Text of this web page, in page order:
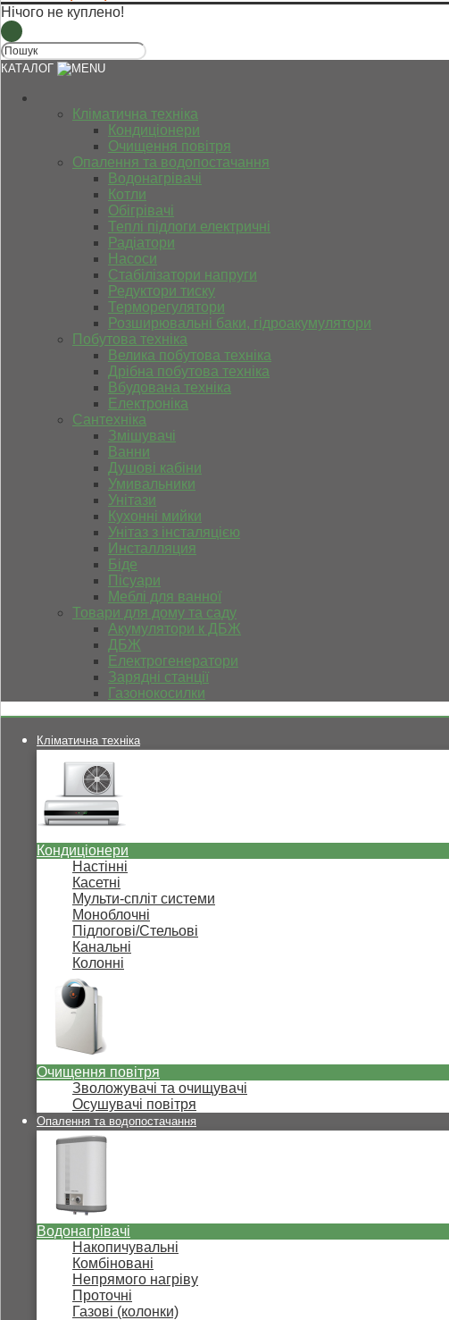
Нічого не куплено!
КАТАЛОГ
Кліматична техніка
Кондиціонери
Очищення повітря
Опалення та водопостачання
Водонагрівачі
Котли
Обігрівачі
Теплі підлоги електричні
Радіатори
Насоси
Стабілізатори напруги
Редуктори тиску
Терморегулятори
Розширювальні баки, гідроакумулятори
Побутова техніка
Велика побутова техніка
Дрібна побутова техніка
Вбудована техніка
Електроніка
Сантехніка
Змішувачі
Ванни
Душові кабіни
Умивальники
Унітази
Кухонні мийки
Унітаз з інсталяцією
Инсталляция
Біде
Пісуари
Меблі для ванної
Товари для дому та саду
Акумулятори к ДБЖ
ДБЖ
Електрогенератори
Зарядні станції
Газонокосилки
Кліматична техніка
Кондиціонери
Настінні
Касетні
Мульти-спліт системи
Моноблочні
Підлогові/Стельові
Канальні
Колонні
Очищення повітря
Зволожувачі та очищувачі
Осушувачі повітря
Опалення та водопостачання
Водонагрівачі
Накопичувальні
Комбіновані
Непрямого нагріву
Проточні
Газові (колонки)